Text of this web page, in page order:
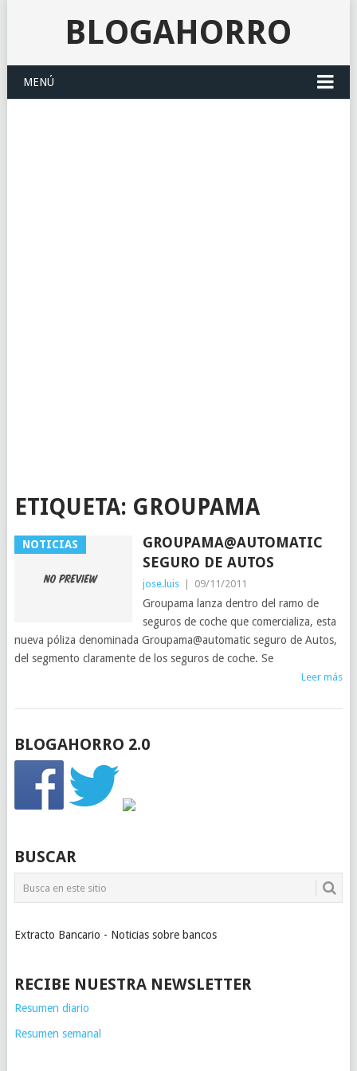
BLOGAHORRO
MENÚ
ETIQUETA: GROUPAMA
NOTICIAS
GROUPAMA@AUTOMATIC
SEGURO DE AUTOS
jose.luis 09/11/2011
Groupama lanza dentro del ramo de
seguros de coche que comercializa, esta
nueva póliza denominada Groupama@automatic seguro de Autos,
del segmento claramente de los seguros de coche. Se
Leer más
BLOGAHORRO 2.0
BUSCAR
Extracto Bancario - Noticias sobre bancos
RECIBE NUESTRA NEWSLETTER
Resumen diario
Resumen semanal